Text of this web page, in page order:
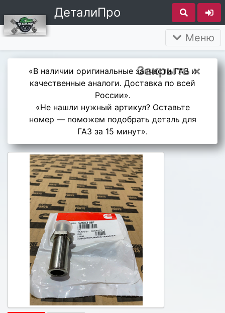
ДеталиПро
Меню
Закрыть ×
«В наличии оригинальные запчасти ГАЗ и
качественные аналоги. Доставка по всей
России».
«Не нашли нужный артикул? Оставьте
номер — поможем подобрать деталь для
ГАЗ за 15 минут».